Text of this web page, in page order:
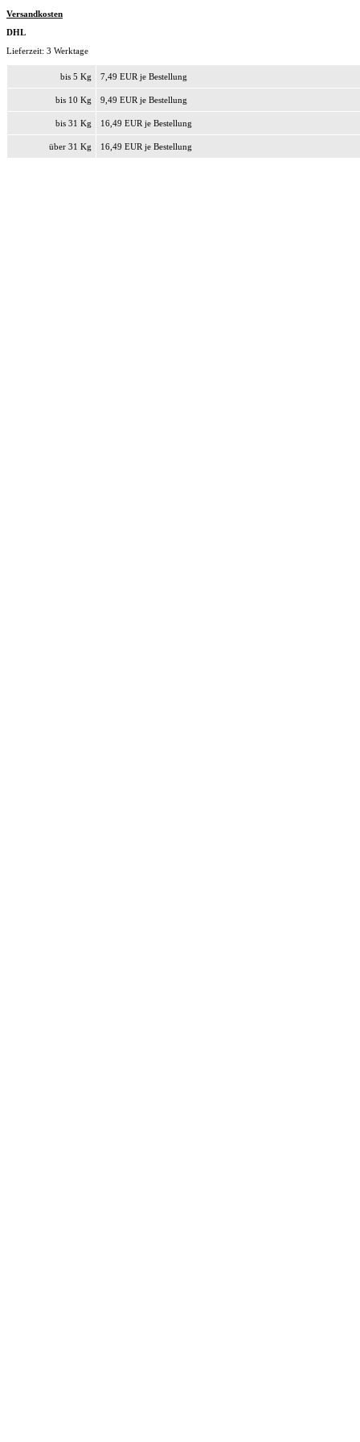
Versandkosten
DHL
Lieferzeit: 3 Werktage
bis 5 Kg 7,49 EUR je Bestellung
bis 10 Kg 9,49 EUR je Bestellung
bis 31 Kg 16,49 EUR je Bestellung
über 31 Kg 16,49 EUR je Bestellung